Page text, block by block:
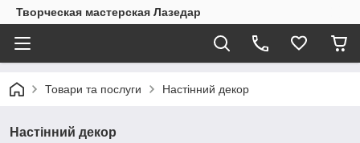
Творческая мастерская Лазедар
Товари та послуги Настінний декор
Настінний декор